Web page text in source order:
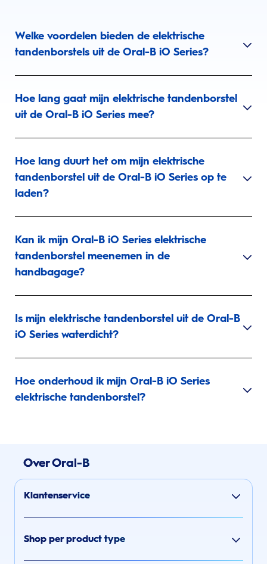
Welke voordelen bieden de elektrische
tandenborstels uit de Oral-B iO Series?
Hoe lang gaat mijn elektrische tandenborstel
uit de Oral-B iO Series mee?
Hoe lang duurt het om mijn elektrische
tandenborstel uit de Oral-B iO Series op te
laden?
Kan ik mijn Oral-B iO Series elektrische
tandenborstel meenemen in de
handbagage?
Is mijn elektrische tandenborstel uit de Oral-B
iO Series waterdicht?
Hoe onderhoud ik mijn Oral-B iO Series
elektrische tandenborstel?
Over Oral-B
Klantenservice
Shop per product type